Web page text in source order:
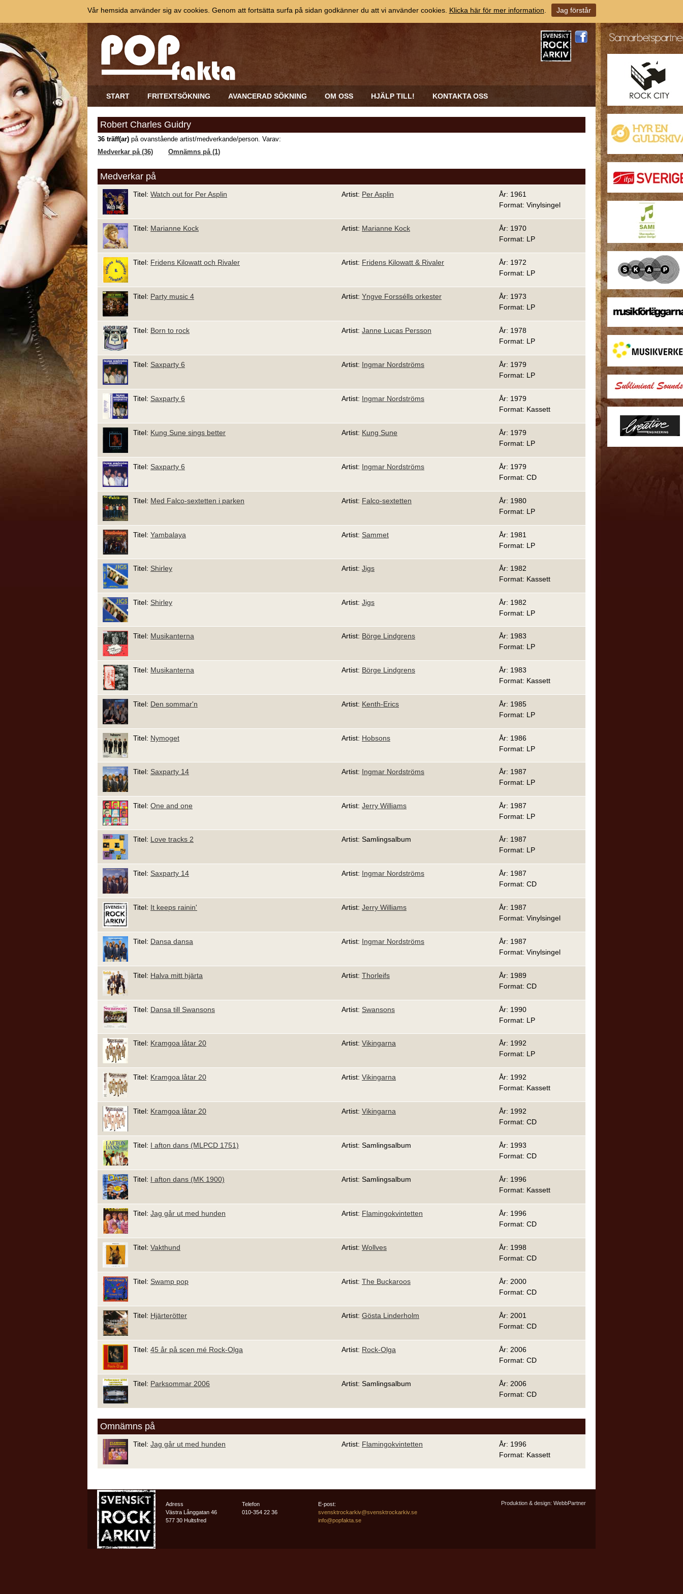
START FRITEXTSÖKNING AVANCERAD SÖKNING OM OSS HJÄLP TILL! KONTAKTA OSS
Robert Charles Guidry
36 träff(ar) på ovanstående artist/medverkande/person. Varav:
Medverkar på (36)
Omnämns på (1)
Medverkar på
Titel: Watch out for Per Asplin Artist: Per Asplin
År: 1961
Format: Vinylsingel
Titel: Marianne Kock Artist: Marianne Kock
År: 1970
Format: LP
Titel: Fridens Kilowatt och Rivaler Artist: Fridens Kilowatt & Rivaler
År: 1972
Format: LP
Titel: Party music 4 Artist: Yngve Forssélls orkester
År: 1973
Format: LP
Titel: Born to rock Artist: Janne Lucas Persson
År: 1978
Format: LP
Titel: Saxparty 6 Artist: Ingmar Nordströms
År: 1979
Format: LP
Titel: Saxparty 6 Artist: Ingmar Nordströms
År: 1979
Format: Kassett
Titel: Kung Sune sings better Artist: Kung Sune
År: 1979
Format: LP
Titel: Saxparty 6 Artist: Ingmar Nordströms
År: 1979
Format: CD
Titel: Med Falco-sextetten i parken Artist: Falco-sextetten
År: 1980
Format: LP
Titel: Yambalaya Artist: Sammet
År: 1981
Format: LP
Titel: Shirley Artist: Jigs
År: 1982
Format: Kassett
Titel: Shirley Artist: Jigs
År: 1982
Format: LP
Titel: Musikanterna Artist: Börge Lindgrens
År: 1983
Format: LP
Titel: Musikanterna Artist: Börge Lindgrens
År: 1983
Format: Kassett
Titel: Den sommar'n Artist: Kenth-Erics
År: 1985
Format: LP
Titel: Nymoget Artist: Hobsons
År: 1986
Format: LP
Titel: Saxparty 14 Artist: Ingmar Nordströms
År: 1987
Format: LP
Titel: One and one Artist: Jerry Williams
År: 1987
Format: LP
Titel: Love tracks 2 Artist: Samlingsalbum
År: 1987
Format: LP
Titel: Saxparty 14 Artist: Ingmar Nordströms
År: 1987
Format: CD
Titel: It keeps rainin' Artist: Jerry Williams
År: 1987
Format: Vinylsingel
Titel: Dansa dansa Artist: Ingmar Nordströms
År: 1987
Format: Vinylsingel
Titel: Halva mitt hjärta Artist: Thorleifs
År: 1989
Format: CD
Titel: Dansa till Swansons Artist: Swansons
År: 1990
Format: LP
Titel: Kramgoa låtar 20 Artist: Vikingarna
År: 1992
Format: LP
Titel: Kramgoa låtar 20 Artist: Vikingarna
År: 1992
Format: Kassett
Titel: Kramgoa låtar 20 Artist: Vikingarna
År: 1992
Format: CD
Titel: I afton dans (MLPCD 1751) Artist: Samlingsalbum
År: 1993
Format: CD
Titel: I afton dans (MK 1900) Artist: Samlingsalbum
År: 1996
Format: Kassett
Titel: Jag går ut med hunden Artist: Flamingokvintetten
År: 1996
Format: CD
Titel: Vakthund Artist: Wollves
År: 1998
Format: CD
Titel: Swamp pop Artist: The Buckaroos
År: 2000
Format: CD
Titel: Hjärterötter Artist: Gösta Linderholm
År: 2001
Format: CD
Titel: 45 år på scen mé Rock-Olga Artist: Rock-Olga
År: 2006
Format: CD
Titel: Parksommar 2006 Artist: Samlingsalbum
År: 2006
Format: CD
Omnämns på
Titel: Jag går ut med hunden Artist: Flamingokvintetten
År: 1996
Format: Kassett
Adress
Västra Långgatan 46
577 30 Hultsfred
Telefon
010-354 22 36
E-post:
svensktrockarkiv@svensktrockarkiv.se
info@popfakta.se
Produktion & design: WebbPartner
Vår hemsida använder sig av cookies. Genom att fortsätta surfa på sidan godkänner du att vi använder cookies. Klicka här för mer information Jag förstår